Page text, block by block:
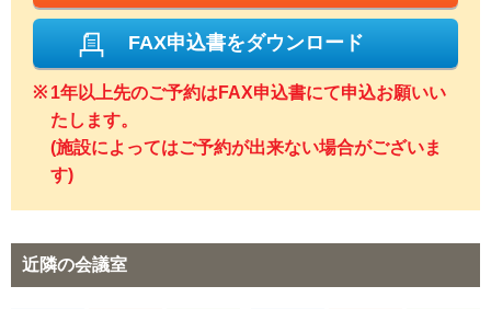
FAX申込書をダウンロード
1年以上先のご予約はFAX申込書にて申込お願いい
たします。
(施設によってはご予約が出来ない場合がございま
す)
近隣の会議室